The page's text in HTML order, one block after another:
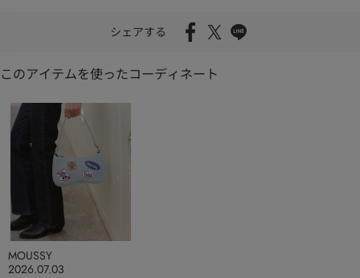
シェアする
このアイテムを使ったコーディネート
2026.07.03
MOUSSY